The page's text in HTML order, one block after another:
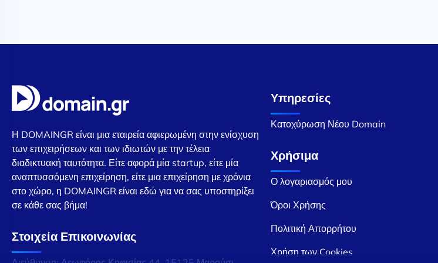
Η DOMAINGR είναι μια εταιρεία αφιερωμένη στην ενίσχυση
των επιχειρήσεων και των ιδιωτών με την τέλεια
διαδικτυακή ταυτότητα. Είτε αφορά μία startup, είτε μία
αναπτυσσόμενη επιχείρηση, είτε μια επιχείρηση με χρόνια
στο χώρο, η DOMAINGR είναι εδώ για να σας υποστηρίξει
σε κάθε σας βήμα!
Στοιχεία Επικοινωνίας
Υπηρεσίες
Κατοχύρωση Νέου Domain
Χρήσιμα
Ο λογαριασμός μου
Όροι Χρήσης
Πολιτική Απορρήτου
Χρήση των Cookies